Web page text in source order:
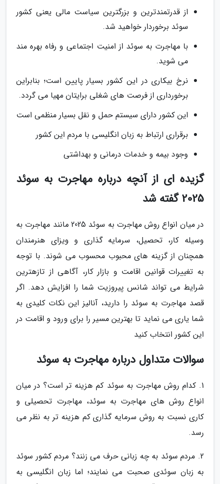
از قدرتمندترین و بزرگترین سیاست مالی یعنی کشور
سوئد برخوردار خواهید شد.
با مهاجرت به سوئد از امنیت اجتماعی و رفاه بهره مند
می شوید.
نرخ بیکاری در این کشور بسیار پایین است؛ بنابراین
برخورداری از فرصت های شغلی برایتان مهیا می گردد.
این کشور دارای سیستم حمل و نقل بسیار منظمی است
برقراری ارتباط به زبان انگلیسی با مردم این کشور
وجود بیمه و خدمات درمانی و بهداشتی
گزیده ای از آنچه درباره مهاجرت به سوئد
2025 گفته شد
در میان انواع روش مهاجرت به سوئد 2025 مانند مهاجرت به
وسیله کار، تحصیل، سرمایه گذاری و ویزای هنرمندان
همچنان از گزینه های محبوب محسوب می شوند. با توجه
به تغییرات قوانین اقامت و بازار کار، آگاهی از تازهترین
شرایط می تواند شانس پیروزیت شما را افزایش دهد. اگر
قصد مهاجرت به سوئد را دارید، آنالیز این نکات کلیدی به
شما یاری می نماید تا بهترین مسیر را برای ورود و اقامت در
این کشور انتخاب کنید
سوالات متداول درباره مهاجرت به سوئد
1. کدام روش مهاجرت به سوئد کم هزینه تر است؟ در میان
انواع روش های مهاجرت به سوئد، مهاجرت تحصیلی و
کاری نسبت به روش سرمایه گذاری کم هزینه تر به نظر می
رسد.
2. مردم سوئد به چه زبانی حرف می زنند؟ مردم کشور سوئد
به زبان سوئدی صحبت می نمایند؛ اما زبان انگلیسی به